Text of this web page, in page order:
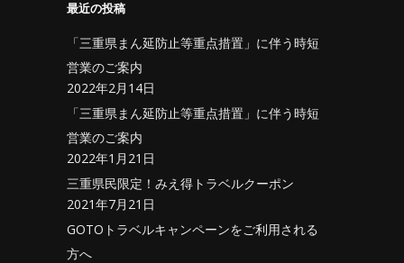
最近の投稿
「三重県まん延防止等重点措置」に伴う時短
営業のご案内
2022年2月14日
「三重県まん延防止等重点措置」に伴う時短
営業のご案内
2022年1月21日
三重県民限定！みえ得トラベルクーポン
2021年7月21日
GOTOトラベルキャンペーンをご利用される
方へ